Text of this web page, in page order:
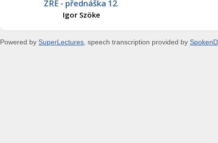
ZRE - přednáška 12.
Igor Szöke
Powered by SuperLectures , speech transcription provided by